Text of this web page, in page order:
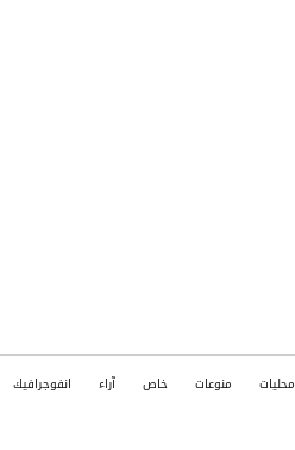
محليات منوعات خاص آراء انفوجرافيك